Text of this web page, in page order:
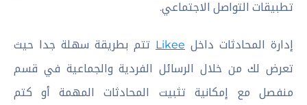
تطبيقات التواصل الاجتماعي.
إدارة المحادثات داخل Likee تتم بطريقة سهلة جدا حيث
تعرض لك من خلال الرسائل الفردية والجماعية في قسم
منفصل مع إمكانية تثبيت المحادثات المهمة أو كتم